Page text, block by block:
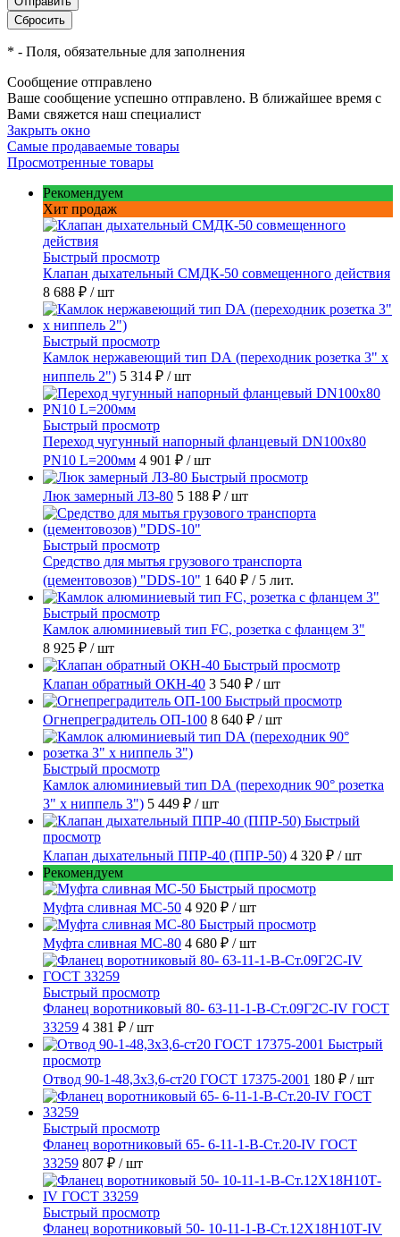
* - Поля, обязательные для заполнения
Сообщение отправлено
Ваше сообщение успешно отправлено. В ближайшее время с
Вами свяжется наш специалист
Закрыть окно
Самые продаваемые товары
Просмотренные товары
Рекомендуем
Хит продаж
Быстрый просмотр
Клапан дыхательный СМДК-50 совмещенного действия
8 688 ₽ / шт
Быстрый просмотр
Камлок нержавеющий тип DА (переходник розетка 3" х
ниппель 2") 5 314 ₽ / шт
Быстрый просмотр
Переход чугунный напорный фланцевый DN100х80
PN10 L=200мм 4 901 ₽ / шт
Быстрый просмотр
Люк замерный ЛЗ-80 5 188 ₽ / шт
Быстрый просмотр
Средство для мытья грузового транспорта
(цементовозов) "DDS-10" 1 640 ₽ / 5 лит.
Быстрый просмотр
Камлок алюминиевый тип FC, розетка с фланцем 3"
8 925 ₽ / шт
Быстрый просмотр
Клапан обратный ОКН-40 3 540 ₽ / шт
Быстрый просмотр
Огнепреградитель ОП-100 8 640 ₽ / шт
Быстрый просмотр
Камлок алюминиевый тип DА (переходник 90° розетка
3" х ниппель 3") 5 449 ₽ / шт
Быстрый
просмотр
Клапан дыхательный ППР-40 (ППР-50) 4 320 ₽ / шт
Рекомендуем
Быстрый просмотр
Муфта сливная МС-50 4 920 ₽ / шт
Быстрый просмотр
Муфта сливная МС-80 4 680 ₽ / шт
Быстрый просмотр
Фланец воротниковый 80- 63-11-1-B-Ст.09Г2С-IV ГОСТ
33259 4 381 ₽ / шт
Быстрый
просмотр
Отвод 90-1-48,3х3,6-ст20 ГОСТ 17375-2001 180 ₽ / шт
Быстрый просмотр
Фланец воротниковый 65- 6-11-1-B-Ст.20-IV ГОСТ
33259 807 ₽ / шт
Быстрый просмотр
Фланец воротниковый 50- 10-11-1-B-Ст.12Х18Н10Т-IV